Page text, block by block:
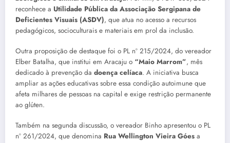
reconhece a Utilidade Pública da Associação Sergipana de
Deficientes Visuais (ASDV), que atua no acesso a recursos
pedagógicos, socioculturais e materiais em prol da inclusão.
Outra proposição de destaque foi o PL nº 215/2024, do vereador
Elber Batalha, que institui em Aracaju o “Maio Marrom”, mês
dedicado à prevenção da doença celíaca. A iniciativa busca
ampliar as ações educativas sobre essa condição autoimune que
afeta milhares de pessoas na capital e exige restrição permanente
ao glúten.
Também na segunda discussão, o vereador Binho apresentou o PL
nº 261/2024, que denomina Rua Wellington Vieira Góes a